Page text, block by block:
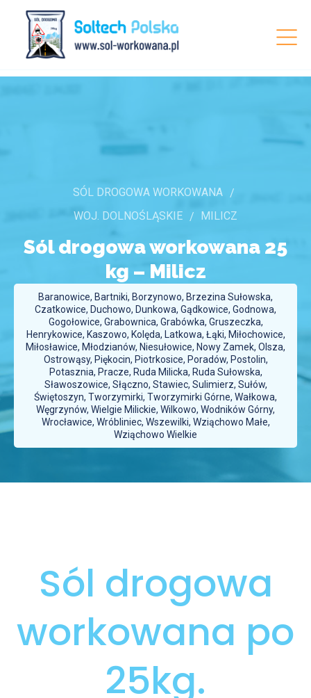
SÓL DROGOWA WORKOWANA
WOJ. DOLNOŚLĄSKIE
MILICZ
Sól drogowa workowana 25
kg – Milicz
Baranowice, Bartniki, Borzynowo, Brzezina Sułowska,
Czatkowice, Duchowo, Dunkowa, Gądkowice, Godnowa,
Gogołowice, Grabownica, Grabówka, Gruszeczka,
Henrykowice, Kaszowo, Kolęda, Latkowa, Łąki, Miłochowice,
Miłosławice, Młodzianów, Niesułowice, Nowy Zamek, Olsza,
Ostrowąsy, Piękocin, Piotrkosice, Poradów, Postolin,
Potasznia, Pracze, Ruda Milicka, Ruda Sułowska,
Sławoszowice, Słączno, Stawiec, Sulimierz, Sułów,
Świętoszyn, Tworzymirki, Tworzymirki Górne, Wałkowa,
Węgrzynów, Wielgie Milickie, Wilkowo, Wodników Górny,
Wrocławice, Wróbliniec, Wszewilki, Wziąchowo Małe,
Wziąchowo Wielkie
Sól drogowa
workowana po
25kg.